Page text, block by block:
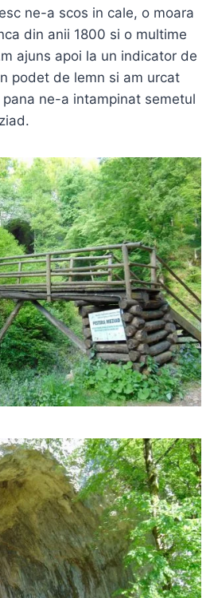
ne-a scos in cale, o moara
din anii 1800 si o multime
ajuns apoi la un indicator de
podet de lemn si am urcat
ne-a intampinat semetul